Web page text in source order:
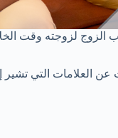
الزوج لزوجته وقت
العلامات التي